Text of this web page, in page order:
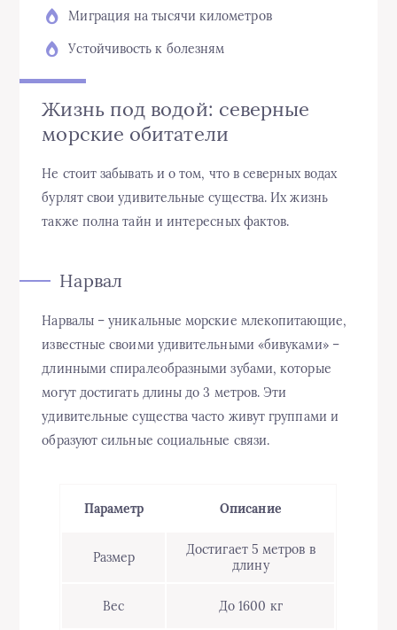
Миграция на тысячи километров
Устойчивость к болезням
Жизнь под водой: северные
морские обитатели
Не стоит забывать и о том, что в северных водах
бурлят свои удивительные существа. Их жизнь
также полна тайн и интересных фактов.
Нарвал
Нарвалы – уникальные морские млекопитающие,
известные своими удивительными «бивуками» –
длинными спиралеобразными зубами, которые
могут достигать длины до 3 метров. Эти
удивительные существа часто живут группами и
образуют сильные социальные связи.
Параметр Описание
Размер
Достигает 5 метров в
длину
Вес До 1600 кг